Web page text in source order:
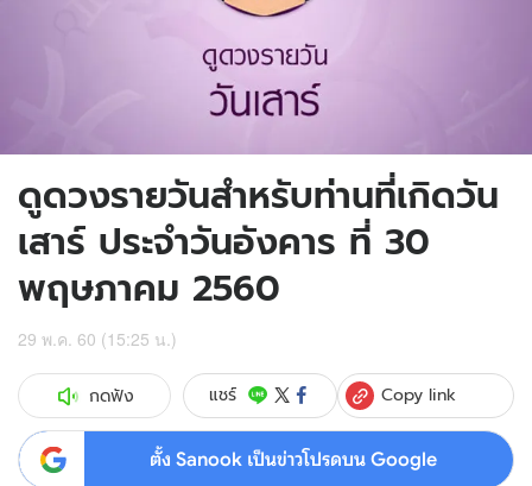
ดูดวงรายวันสำหรับท่านที่เกิดวัน
เสาร์ ประจำวันอังคาร ที่ 30
พฤษภาคม 2560
29 พ.ค. 60 (15:25 น.)
กดฟัง แชร์ Copy link
ตั้ง Sanook เป็นข่าวโปรดบน Google